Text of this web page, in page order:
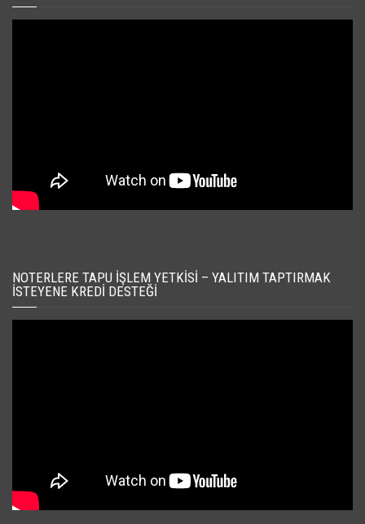
NOTERLERE TAPU İŞLEM YETKISI – YALITIM TAPTIRMAK
İSTEYENE KREDI DESTEĞI